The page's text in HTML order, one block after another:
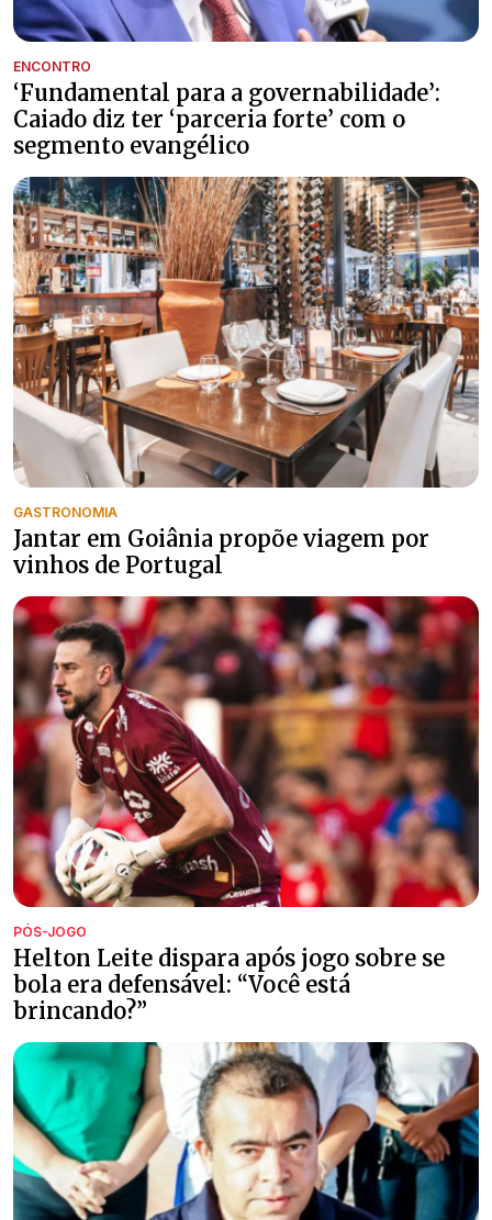
ENCONTRO
‘Fundamental para a governabilidade’:
Caiado diz ter ‘parceria forte’ com o
segmento evangélico
GASTRONOMIA
Jantar em Goiânia propõe viagem por
vinhos de Portugal
PÓS-JOGO
Helton Leite dispara após jogo sobre se
bola era defensável: “Você está
brincando?”